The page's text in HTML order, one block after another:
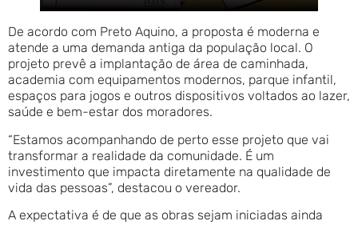
De acordo com Preto Aquino, a proposta é moderna e
atende a uma demanda antiga da população local. O
projeto prevê a implantação de área de caminhada,
academia com equipamentos modernos, parque infantil,
espaços para jogos e outros dispositivos voltados ao lazer,
saúde e bem-estar dos moradores.
“Estamos acompanhando de perto esse projeto que vai
transformar a realidade da comunidade. É um
investimento que impacta diretamente na qualidade de
vida das pessoas”, destacou o vereador.
A expectativa é de que as obras sejam iniciadas ainda